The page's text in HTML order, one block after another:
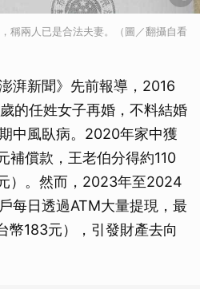
稱兩人已是合法夫妻。（圖／翻攝自看
湃新聞》先前報導，2016
的任姓女子再婚，不料結婚
中風臥病。2020年家中獲
補償款，王老伯分得約110
）。然而，2023年至2024
每日透過ATM大量提現，最
幣183元），引發財產去向